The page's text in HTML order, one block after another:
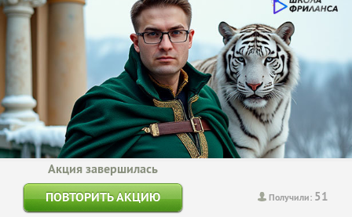
Получили: 51
Акция завершилась
ПОВТОРИТЬ АКЦИЮ